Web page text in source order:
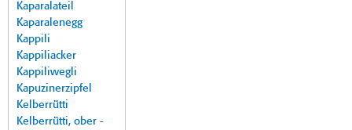
Kaparalateil
Kaparalenegg
Kappili
Kappiliacker
Kappiliwegli
Kapuzinerzipfel
Kelberrütti
Kelberrütti, ober -